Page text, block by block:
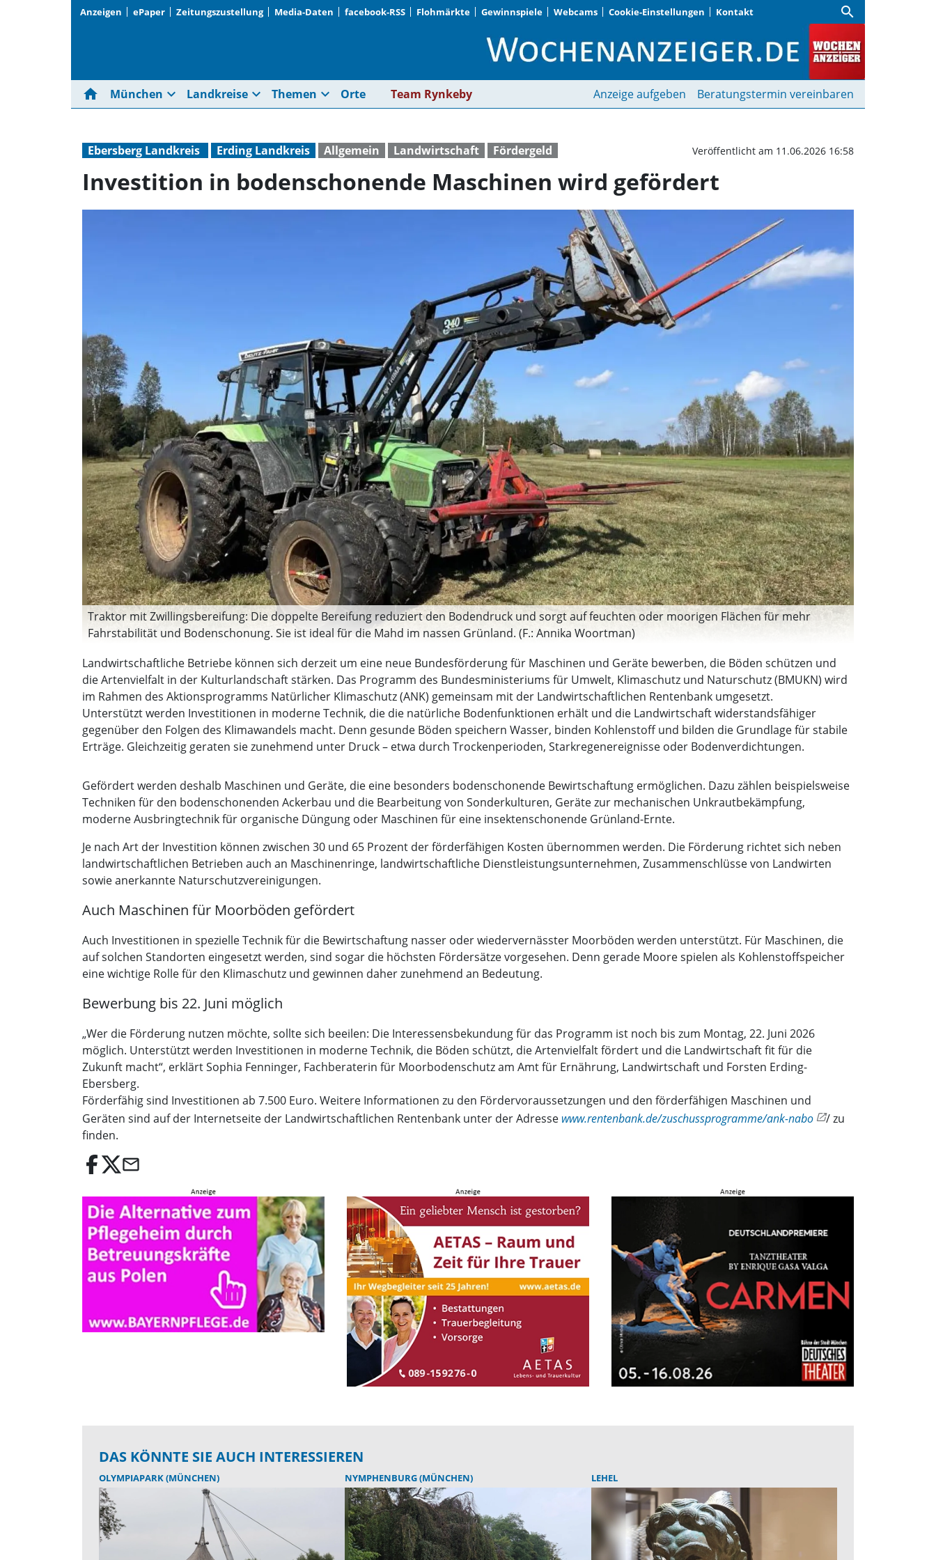
Anzeigen ePaper Zeitungszustellung Media-Daten facebook-RSS Flohmärkte Gewinnspiele Webcams Cookie-Einstellungen Kontakt search
Investition in bodenschonende Maschinen
home München expand_more Landkreise expand_more Themen expand_more Orte Team Rynkeby Anzeige aufgeben Beratungstermin vereinbaren
Ebersberg Landkreis Erding Landkreis Allgemein Landwirtschaft Fördergeld Veröffentlicht am 11.06.2026 16:58
Investition in bodenschonende Maschinen wird gefördert
Traktor mit Zwillingsbereifung: Die doppelte Bereifung reduziert den Bodendruck und sorgt auf feuchten oder moorigen Flächen für mehr
Fahrstabilität und Bodenschonung. Sie ist ideal für die Mahd im nassen Grünland. (F.: Annika Woortman)
Landwirtschaftliche Betriebe können sich derzeit um eine neue Bundesförderung für Maschinen und Geräte bewerben, die Böden schützen und
die Artenvielfalt in der Kulturlandschaft stärken. Das Programm des Bundesministeriums für Umwelt, Klimaschutz und Naturschutz (BMUKN) wird
im Rahmen des Aktionsprogramms Natürlicher Klimaschutz (ANK) gemeinsam mit der Landwirtschaftlichen Rentenbank umgesetzt.
Unterstützt werden Investitionen in moderne Technik, die die natürliche Bodenfunktionen erhält und die Landwirtschaft widerstandsfähiger
gegenüber den Folgen des Klimawandels macht. Denn gesunde Böden speichern Wasser, binden Kohlenstoff und bilden die Grundlage für stabile
Erträge. Gleichzeitig geraten sie zunehmend unter Druck – etwa durch Trockenperioden, Starkregenereignisse oder Bodenverdichtungen.
Gefördert werden deshalb Maschinen und Geräte, die eine besonders bodenschonende Bewirtschaftung ermöglichen. Dazu zählen beispielsweise
Techniken für den bodenschonenden Ackerbau und die Bearbeitung von Sonderkulturen, Geräte zur mechanischen Unkrautbekämpfung,
moderne Ausbringtechnik für organische Düngung oder Maschinen für eine insektenschonende Grünland-Ernte.
Je nach Art der Investition können zwischen 30 und 65 Prozent der förderfähigen Kosten übernommen werden. Die Förderung richtet sich neben
landwirtschaftlichen Betrieben auch an Maschinenringe, landwirtschaftliche Dienstleistungsunternehmen, Zusammenschlüsse von Landwirten
sowie anerkannte Naturschutzvereinigungen.
Auch Maschinen für Moorböden gefördert
Auch Investitionen in spezielle Technik für die Bewirtschaftung nasser oder wiedervernässter Moorböden werden unterstützt. Für Maschinen, die
auf solchen Standorten eingesetzt werden, sind sogar die höchsten Fördersätze vorgesehen. Denn gerade Moore spielen als Kohlenstoffspeicher
eine wichtige Rolle für den Klimaschutz und gewinnen daher zunehmend an Bedeutung.
Bewerbung bis 22. Juni möglich
„Wer die Förderung nutzen möchte, sollte sich beeilen: Die Interessensbekundung für das Programm ist noch bis zum Montag, 22. Juni 2026
möglich. Unterstützt werden Investitionen in moderne Technik, die Böden schützt, die Artenvielfalt fördert und die Landwirtschaft fit für die
Zukunft macht“, erklärt Sophia Fenninger, Fachberaterin für Moorbodenschutz am Amt für Ernährung, Landwirtschaft und Forsten Erding-
Ebersberg.
Förderfähig sind Investitionen ab 7.500 Euro. Weitere Informationen zu den Fördervoraussetzungen und den förderfähigen Maschinen und
Geräten sind auf der Internetseite der Landwirtschaftlichen Rentenbank unter der Adresse www.rentenbank.de/zuschussprogramme/ank-nabo
/ zu
finden.
email
DAS KÖNNTE SIE AUCH INTERESSIEREN
OLYMPIAPARK (MÜNCHEN) NYMPHENBURG (MÜNCHEN) LEHEL